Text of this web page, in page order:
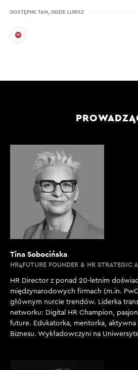
DOSTĘPNE TAM, GDZIE LUBISZ
Tina Sobocińska
HR4FUTURE FOUNDER & HR STRATEGIC
HR Director z ponad 20-letnim
międzynarodowych firmach (m.in.
głównym nurcie trendów. Liderka
networku: Digital HR Champion,
future. Edukatorka, mentorka,
Biznesu. Wykładowczyni na